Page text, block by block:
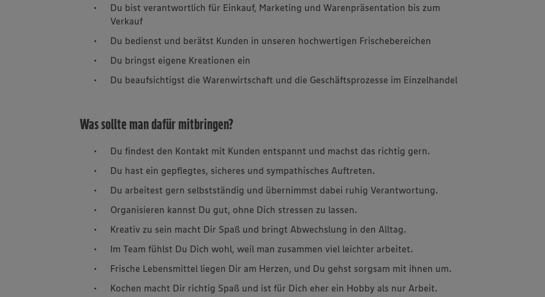
Du bist verantwortlich für Einkauf, Marketing und Warenpräsentation bis zum
Verkauf
Du bedienst und berätst Kunden in unseren hochwertigen Frischebereichen
Du bringst eigene Kreationen ein
Du beaufsichtigst die Warenwirtschaft und die Geschäftsprozesse im Einzelhandel
Was sollte man dafür mitbringen?
Du findest den Kontakt mit Kunden entspannt und machst das richtig gern.
Du hast ein gepflegtes, sicheres und sympathisches Auftreten.
Du arbeitest gern selbstständig und übernimmst dabei ruhig Verantwortung.
Organisieren kannst Du gut, ohne Dich stressen zu lassen.
Kreativ zu sein macht Dir Spaß und bringt Abwechslung in den Alltag.
Im Team fühlst Du Dich wohl, weil man zusammen viel leichter arbeitet.
Frische Lebensmittel liegen Dir am Herzen, und Du gehst sorgsam mit ihnen um.
Kochen macht Dir richtig Spaß und ist für Dich eher ein Hobby als nur Arbeit.